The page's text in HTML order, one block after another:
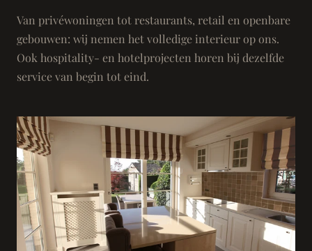
Van privéwoningen tot restaurants, retail en openbare
gebouwen: wij nemen het volledige interieur op ons.
Ook hospitality- en hotelprojecten horen bij dezelfde
service van begin tot eind.